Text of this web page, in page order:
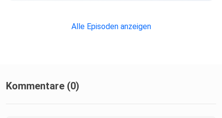
Alle Episoden anzeigen
Kommentare (0)